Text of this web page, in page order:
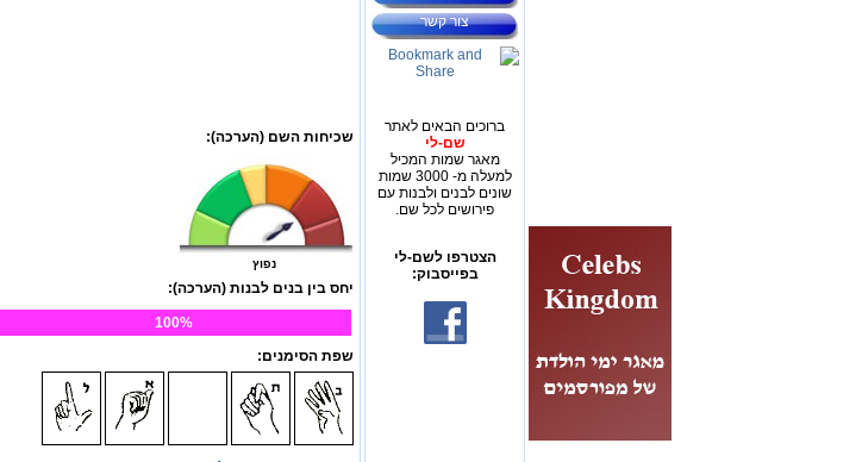
צור קשר
ברוכים הבאים לאתר
שם-לי
מאגר שמות המכיל
למעלה מ- 3000 שמות
שונים לבנים ולבנות עם
פירושים לכל שם.
הצטרפו לשם-לי
בפייסבוק:
שכיחות השם (הערכה):
נפוץ
יחס בין בנים לבנות (הערכה):
100%
שפת הסימנים: